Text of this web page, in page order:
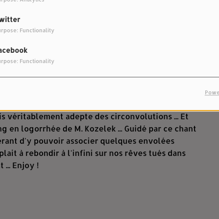
Functionality
Functionality
Kil Moon, "All The Artists" (Caldo Verde
que déchirants de Mark Kozelek un soir de
avait déjà bien imprimé en lui et pour
... Rattrapé il y a quelques temps par de
de ses actes ... Qu'en est-il du musicien
On a fait fî du tranchant des guitares pour laisser
véritablement adepte des circonvolutions ... Et
logorrhée de M. Kozelek ... Guidé par ce chant
d'y pouvoir associer quelques envolées
à rebondir à l'infini sur nos rêves tués dans
... Enjoy !